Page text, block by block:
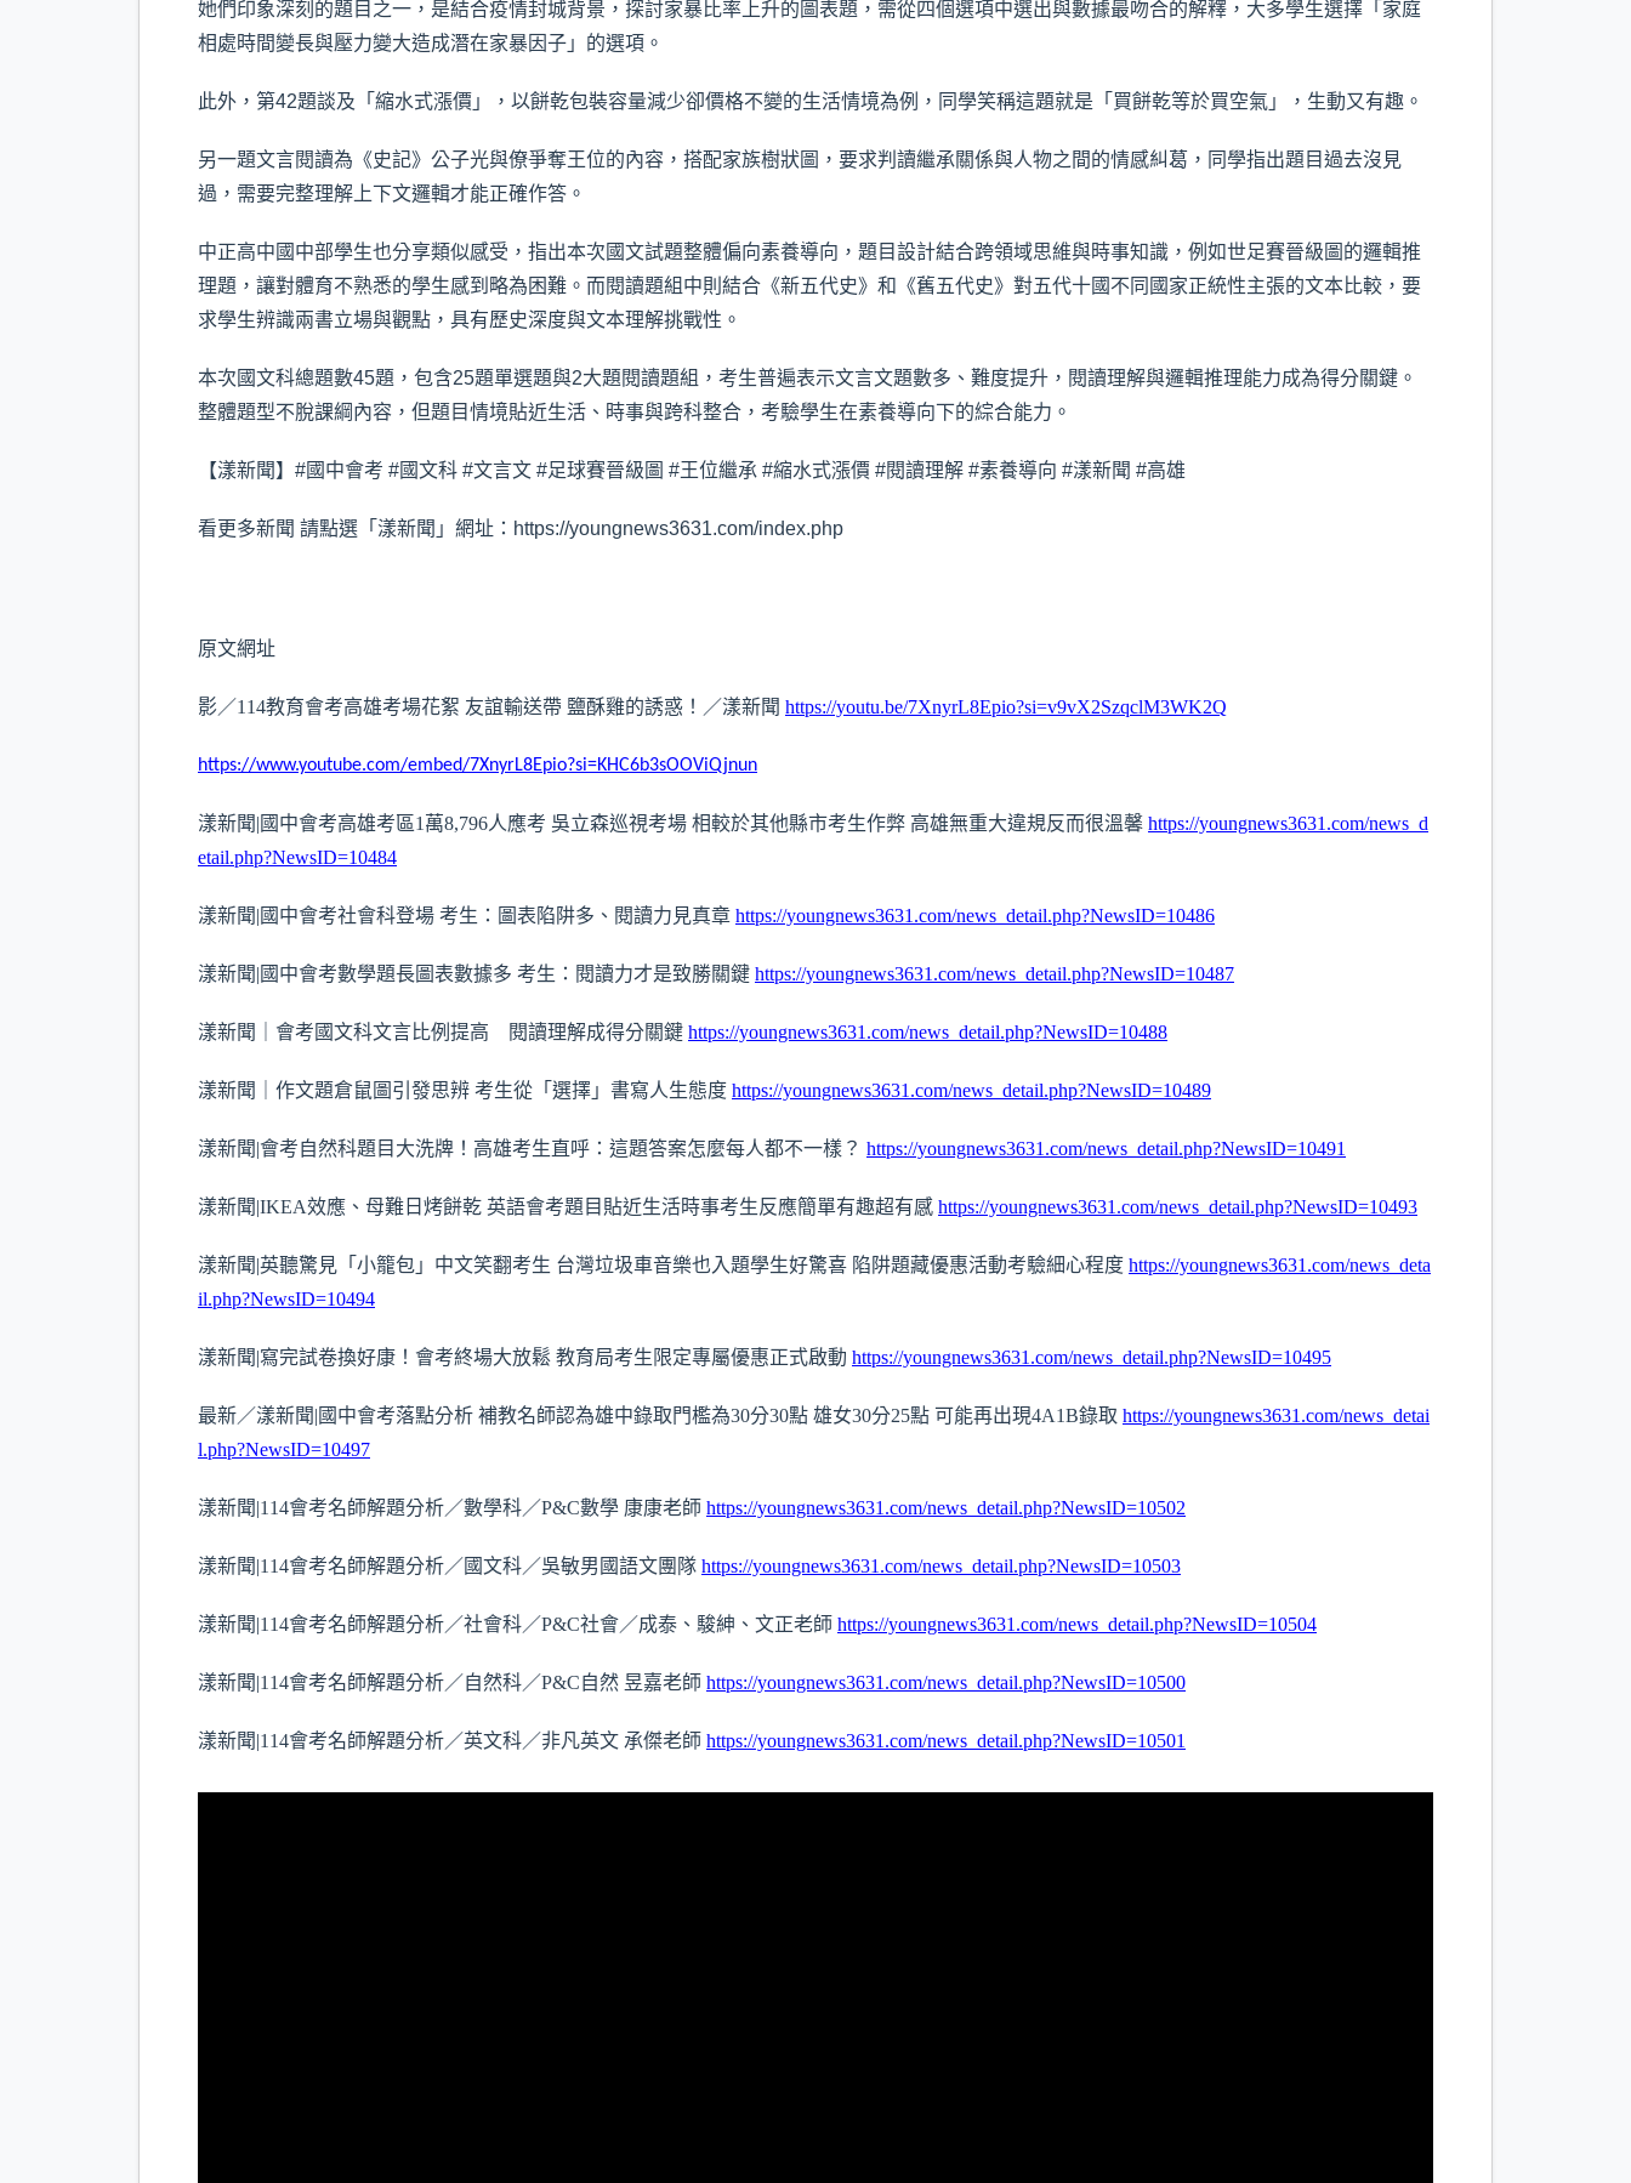
她們印象深刻的題目之一，是結合疫情封城背景，探討家暴比率上升的圖表題，需從四個選項中選出與數據最吻合的解釋，大多學生選擇「家庭
相處時間變長與壓力變大造成潛在家暴因子」的選項。
此外，第42題談及「縮水式漲價」，以餅乾包裝容量減少卻價格不變的生活情境為例，同學笑稱這題就是「買餅乾等於買空氣」，生動又有趣。
另一題文言閱讀為《史記》公子光與僚爭奪王位的內容，搭配家族樹狀圖，要求判讀繼承關係與人物之間的情感糾葛，同學指出題目過去沒見
過，需要完整理解上下文邏輯才能正確作答。
中正高中國中部學生也分享類似感受，指出本次國文試題整體偏向素養導向，題目設計結合跨領域思維與時事知識，例如世足賽晉級圖的邏輯推
理題，讓對體育不熟悉的學生感到略為困難。而閱讀題組中則結合《新五代史》和《舊五代史》對五代十國不同國家正統性主張的文本比較，要
求學生辨識兩書立場與觀點，具有歷史深度與文本理解挑戰性。
本次國文科總題數45題，包含25題單選題與2大題閱讀題組，考生普遍表示文言文題數多、難度提升，閱讀理解與邏輯推理能力成為得分關鍵。
整體題型不脫課綱內容，但題目情境貼近生活、時事與跨科整合，考驗學生在素養導向下的綜合能力。
【漾新聞】#國中會考 #國文科 #文言文 #足球賽晉級圖 #王位繼承 #縮水式漲價 #閱讀理解 #素養導向 #漾新聞 #高雄
看更多新聞 請點選「漾新聞」網址：https://youngnews3631.com/index.php
原文網址
影／114教育會考高雄考場花絮 友誼輸送帶 鹽酥雞的誘惑！／漾新聞 https://youtu.be/7XnyrL8Epio?si=v9vX2SzqclM3WK2Q
https://www.youtube.com/embed/7XnyrL8Epio?si=KHC6b3sOOViQjnun
漾新聞|國中會考高雄考區1萬8,796人應考 吳立森巡視考場 相較於其他縣市考生作弊 高雄無重大違規反而很溫馨 https://youngnews3631.com/news_d
etail.php?NewsID=10484
漾新聞|國中會考社會科登場 考生：圖表陷阱多、閱讀力見真章 https://youngnews3631.com/news_detail.php?NewsID=10486
漾新聞|國中會考數學題長圖表數據多 考生：閱讀力才是致勝關鍵 https://youngnews3631.com/news_detail.php?NewsID=10487
漾新聞｜會考國文科文言比例提高 閱讀理解成得分關鍵 https://youngnews3631.com/news_detail.php?NewsID=10488
漾新聞｜作文題倉鼠圖引發思辨 考生從「選擇」書寫人生態度 https://youngnews3631.com/news_detail.php?NewsID=10489
漾新聞|會考自然科題目大洗牌！高雄考生直呼：這題答案怎麼每人都不一樣？ https://youngnews3631.com/news_detail.php?NewsID=10491
漾新聞|IKEA效應、母難日烤餅乾 英語會考題目貼近生活時事考生反應簡單有趣超有感 https://youngnews3631.com/news_detail.php?NewsID=10493
漾新聞|英聽驚見「小籠包」中文笑翻考生 台灣垃圾車音樂也入題學生好驚喜 陷阱題藏優惠活動考驗細心程度 https://youngnews3631.com/news_deta
il.php?NewsID=10494
漾新聞|寫完試卷換好康！會考終場大放鬆 教育局考生限定專屬優惠正式啟動 https://youngnews3631.com/news_detail.php?NewsID=10495
最新／漾新聞|國中會考落點分析 補教名師認為雄中錄取門檻為30分30點 雄女30分25點 可能再出現4A1B錄取 https://youngnews3631.com/news_detai
l.php?NewsID=10497
漾新聞|114會考名師解題分析／數學科／P&C數學 康康老師 https://youngnews3631.com/news_detail.php?NewsID=10502
漾新聞|114會考名師解題分析／國文科／吳敏男國語文團隊 https://youngnews3631.com/news_detail.php?NewsID=10503
漾新聞|114會考名師解題分析／社會科／P&C社會／成泰、駿紳、文正老師 https://youngnews3631.com/news_detail.php?NewsID=10504
漾新聞|114會考名師解題分析／自然科／P&C自然 昱嘉老師 https://youngnews3631.com/news_detail.php?NewsID=10500
漾新聞|114會考名師解題分析／英文科／非凡英文 承傑老師 https://youngnews3631.com/news_detail.php?NewsID=10501